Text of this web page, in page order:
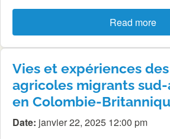
Read more
Vies et expériences
agricoles migrants
en Colombie-
Date: janvier 22, 2025 12:00 pm